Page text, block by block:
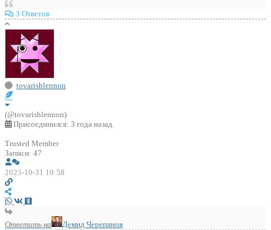
3 Ответов
tovarishlennon
(@tovarishlennon)
Присоединился: 3 года назад
Trusted Member
Записи: 47
2023-10-31 10:58
Ответить на Демид Черепанов